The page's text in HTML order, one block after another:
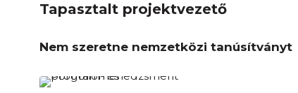
Tapasztalt projektvezető
Nem szeretne nemzetközi tanúsítványt